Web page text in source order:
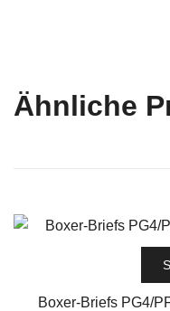
Ähnliche
Boxer-Briefs PG4/